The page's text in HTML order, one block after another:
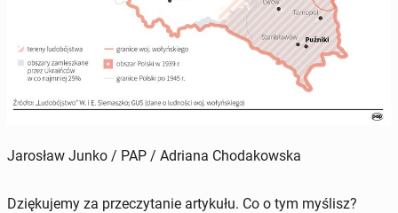
Jarosław Junko / PAP / Adriana Chodakowska
Dziękujemy za przeczytanie artykułu. Co o tym myślisz?